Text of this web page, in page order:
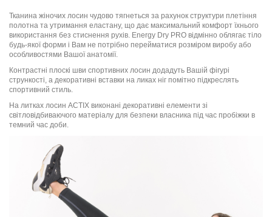
Тканина жіночих лосин чудово тягнеться за рахунок структури плетіння
полотна та утримання еластану, що дає максимальний комфорт їхнього
використання без стиснення рухів. Energy Dry PRO відмінно облягає тіло
будь-якої форми і Вам не потрібно перейматися розміром виробу або
особливостями Вашої анатомії.
Контрастні плоскі шви спортивних лосин додадуть Вашій фігурі
стрункості, а декоративні вставки на ликах ніг помітно підкреслять
спортивний стиль.
На литках лосин ACTIX виконані декоративні елементи зі
світловідбиваючого матеріалу для безпеки власника під час пробіжки в
темний час доби.